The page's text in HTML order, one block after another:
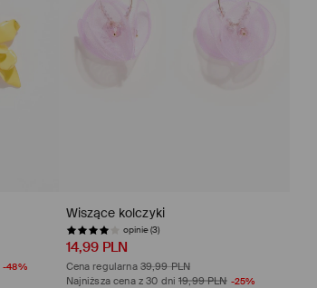
-48%
Wiszące kolczyki
opinie (3)
14,99 PLN
Cena regularna 39,99 PLN
Najniższa cena z 30 dni 19,99 PLN -25%